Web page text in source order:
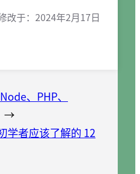
改于： 2024年2月17日
、PHP、
→
学者应该了解的 12